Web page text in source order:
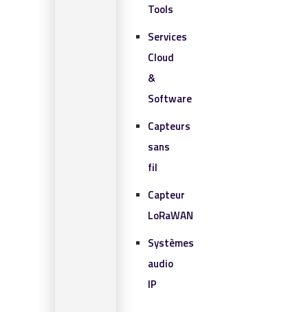
Tools
Services
Cloud
&
Software
Capteurs
sans
fil
Capteur
LoRaWAN
Systèmes
audio
IP